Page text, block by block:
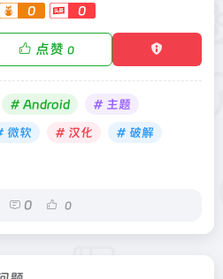
0 0
点赞 0
# Android
# 主题
微软 # 汉化
# 破解
0 0